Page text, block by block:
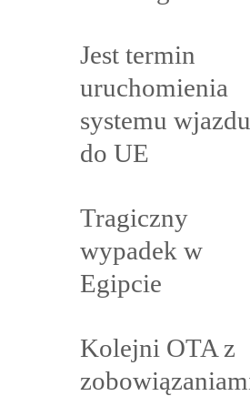
Jest termin
uruchomienia
systemu wjazdu
do UE
Tragiczny
wypadek w
Egipcie
Kolejni OTA z